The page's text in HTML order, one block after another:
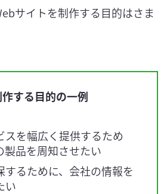
サイトを制作する目的はさま
する目的の一例
スを幅広く提供するため
製品を周知させたい
するために、会社の情報を
い